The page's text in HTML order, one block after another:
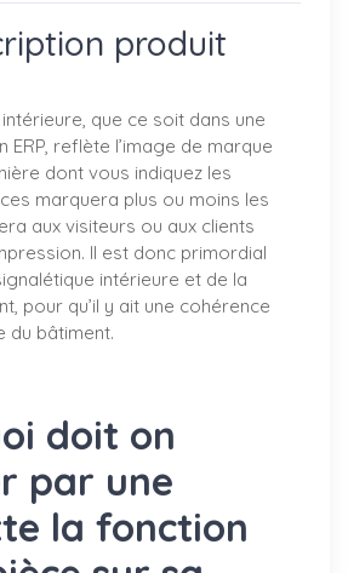
produit
que ce soit dans une
ERP, reflète l’image de marque
dont vous indiquez les
marquera plus ou moins les
aux visiteurs ou aux clients
Il est donc primordial
intérieure et de la
pour qu’il y ait une cohérence
du bâtiment.
doit on
par une
la fonction